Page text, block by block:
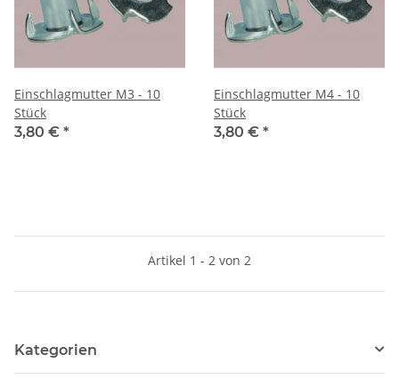
Einschlagmutter M3 - 10
Stück
3,80 € *
Einschlagmutter M4 - 10
Stück
3,80 € *
Artikel 1 - 2 von 2
Kategorien